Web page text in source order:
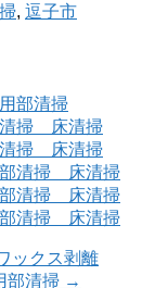
, 逗子市
部清掃
清掃 床清掃
清掃 床清掃
部清掃 床清掃
部清掃 床清掃
部清掃 床清掃
ックス剥離
部清掃 →